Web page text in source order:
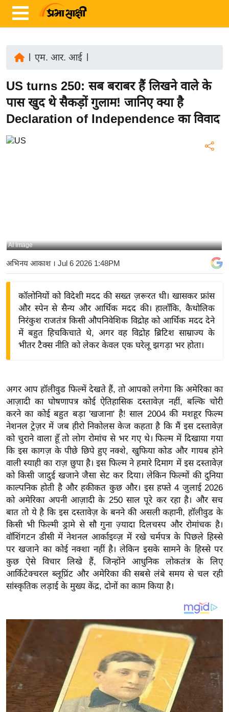
ज़ा
ख
ब
र
रा
य
बि
ज़
द्यो
वि
शे
ष
ज्ञ
रा
य
ब
ज
ट
खे
ल
क्रि
के
ट
I
L
2
6
क्रा
इ
एम. आर. आई
US turns 250: सब बराबर हैं लिखने वाले के
पास खुद थे सैकड़ों गुलाम! जानिए क्या है
Declaration of Independence का विवाद
AI Image
अभिनय आकाश। Jul 6 2026 1:48PM
कॉलोनियों को विदेशी मदद की सख्त ज़रूरत थी। खासकर फ्रांस
और स्पेन से सैन्य और आर्थिक मदद की। हालाँकि, कैथोलिक
निरंकुश राजतंत्र किसी औपनिवेशिक विद्रोह को आर्थिक मदद देने
में बहुत हिचकिचाते थे, अगर वह विद्रोह ब्रिटिश साम्राज्य के
भीतर टैक्स नीति को लेकर केवल एक घरेलू झगड़ा भर होता।
अगर आप हॉलीवुड फिल्में देखते हैं, तो आपको लगेगा कि अमेरिका का
आज़ादी का घोषणापत्र कोई ऐतिहासिक दस्तावेज़ नहीं, बल्कि चोरी
करने का कोई बहुत बड़ा 'खजाना' है! साल 2004 की मशहूर फिल्म
नेशनल ट्रेज़र में जब हीरो निकोलस केज कहता है कि मैं इस दस्तावेज़
को चुराने वाला हूँ तो लोग रोमांच से भर गए थे। फिल्म में दिखाया गया
कि इस कागज़ के पीछे छिपे हुए नक्शे, खुफिया कोड और गायब होने
वाली स्याही का राज़ छुपा है। इस फिल्म ने हमारे दिमाग में इस दस्तावेज़
को किसी जादुई खजाने जैसा सेट कर दिया। लेकिन फिल्मों की दुनिया
काल्पनिक होती है और हकीकत कुछ और। इस हफ्ते 4 जुलाई 2026
को अमेरिका अपनी आज़ादी के 250 साल पूरे कर रहा है। और सच
बात तो ये है कि इस दस्तावेज़ के बनने की असली कहानी, हॉलीवुड के
किसी भी फिल्मी ड्रामे से सौ गुना ज़्यादा दिलचस्प और रोमांचक है।
वॉशिंगटन डीसी में नेशनल आर्काइव्ज़ में रखे चर्मपत्र के पिछले हिस्से
पर खजाने का कोई नक्शा नहीं है। लेकिन इसके सामने के हिस्से पर
कुछ ऐसे विचार लिखे हैं, जिन्होंने आधुनिक लोकतंत्र के लिए
आर्किटेक्चरल ब्लूप्रिंट और अमेरिका की सबसे लंबे समय से चल रही
सांस्कृतिक लड़ाई के मुख्य केंद्र, दोनों का काम किया है।